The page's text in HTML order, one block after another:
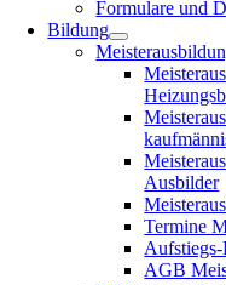
Formulare und
Bildung
Ausbilder
Termine
AGB